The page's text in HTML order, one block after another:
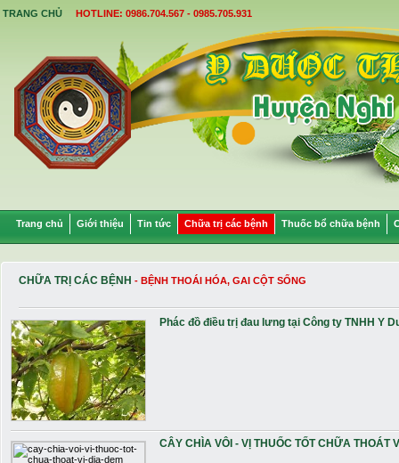
TRANG CHỦ HOTLINE: 0986.704.567 - 0985.705.931
Trang chủ Giới thiệu Tin tức Chữa trị các bệnh Thuốc bổ chữa bệnh
CHỮA TRỊ CÁC BỆNH - BỆNH THOÁI HÓA, GAI CỘT SỐNG
Phác đồ điều trị đau lưng tại Công ty TNHH Y
CÂY CHÌA VÔI - VỊ THUỐC TỐT CHỮA THOÁT